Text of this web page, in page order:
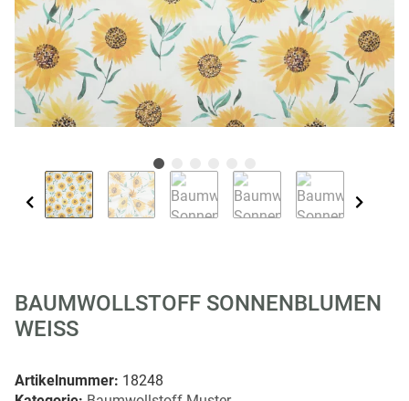
BAUMWOLLSTOFF SONNENBLUMEN
WEISS
Artikelnummer: 18248